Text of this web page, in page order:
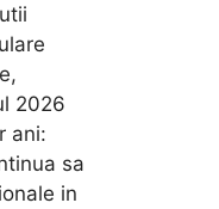
2026
ani:
sa
in